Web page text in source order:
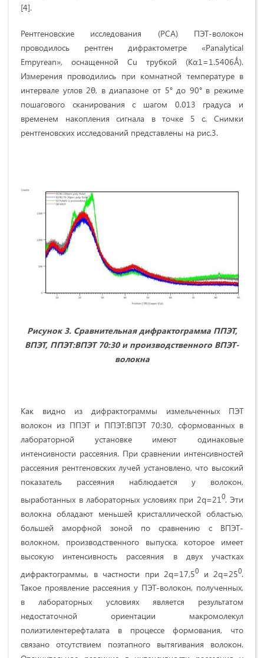
[4].
Рентгеновские исследования (РСА) ПЭТ-волокон
проводилось рентген дифрактометре «Panalytical
Empyrean», оснащенной Cu трубкой (Kα1=1.5406Ǻ).
Измерения проводились при комнатной температуре в
интервале углов 2θ, в диапазоне от 5° до 90° в режиме
пошагового сканирования с шагом 0.013 градуса и
временем накопления сигнала в точке 5 с. Снимки
рентгеновских исследований представлены на рис.3.
Рисунок 3. Сравнительная дифрактограмма ППЭТ,
ВПЭТ, ППЭТ:ВПЭТ 70:30 и производственного ВПЭТ-
волокна
Как видно из дифрактограммы измельченных ПЭТ
волокон из ППЭТ и ППЭТ:ВПЭТ 70:30, сформованных в
лабораторной установке имеют одинаковые
интенсивности рассеяния. При сравнении интенсивностей
рассеяния рентгеновских лучей установлено, что высокий
показатель рассеяния наблюдается у волокон,
выработанных в лабораторных условиях при 2q=210. Эти
волокна обладают меньшей кристаллической областью,
большей аморфной зоной по сравнению с ВПЭТ-
волокном, производственного выпуска, которое имеет
высокую интенсивность рассеяния в двух участках
дифрактограммы, в частности при 2q=17,50 и 2q=250.
Такое проявление рассеяния у ПЭТ-волокон, полученных,
в лабораторных условиях является результатом
недостаточной ориентации макромолекул
полиэтилентерефталата в процессе формования, что
связано отсутствием поэтапного вытягивания волокон.